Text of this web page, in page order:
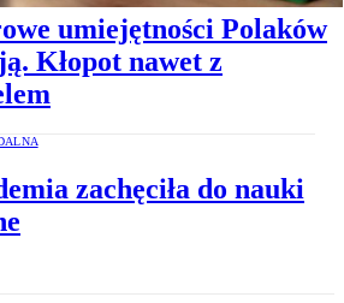
umiejętności Polaków
Kłopot nawet z
zachęciła do nauki